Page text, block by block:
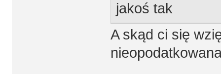
jakoś tak
A skąd ci się